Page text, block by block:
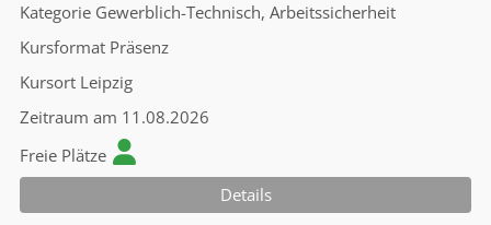
Kategorie Gewerblich-Technisch, Arbeitssicherheit
Kursformat Präsenz
Kursort Leipzig
Zeitraum am 11.08.2026
Freie Plätze
Details